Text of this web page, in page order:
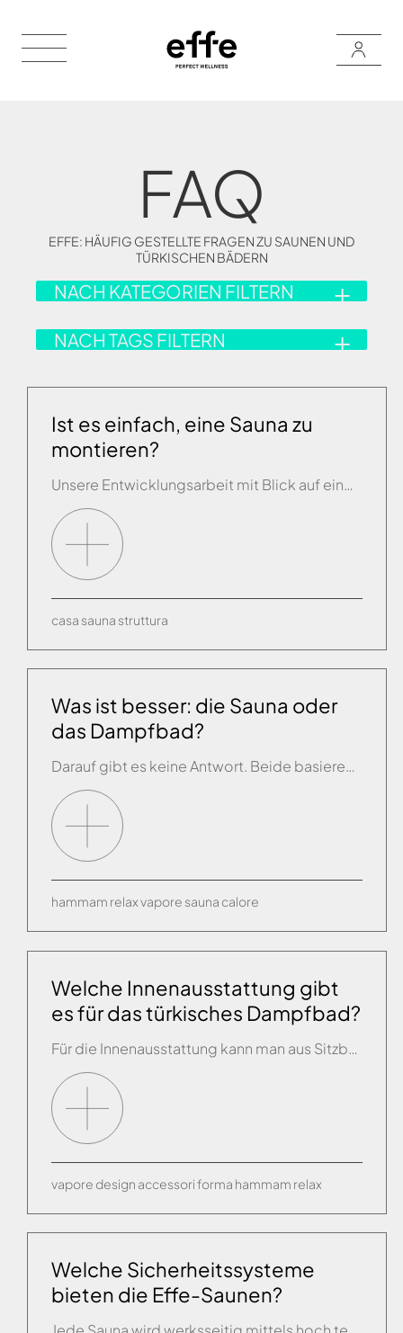
FAQ
EFFE: HÄUFIG GESTELLTE FRAGEN ZU SAUNEN UND
TÜRKISCHEN BÄDERN
Ist es einfach, eine Sauna zu
montieren?
Unsere Entwicklungsarbeit mit Blick auf einen leichten Zusammenbau und das beigefügte Handbuch garantieren eine einfache Montage der Saunen. Überdies bieten wir ein feinmaschiges Netzwerk an Kundendienstzentren, die bei Bedarf zu Ihnen kommen und auch eine Abnahme vornehmen.
casa sauna struttura
Was ist besser: die Sauna oder
das Dampfbad?
Darauf gibt es keine Antwort. Beide basieren auf der Tradition der Wärmetherapie und können unter dem Gesichtspunkt der Wohltaten als ähnlich betrachtet werden. Die Sauna besteht darin, die Schweißabsonderung durch trockene Luft mit Temperaturen von 50° bis 80/90° in einem mit Holz ausgekleideten Raum und einer sehr geringen Luftfeuchte zu fördern. Das Dampfbad erfolgt bei […]
hammam relaxvapore sauna calore
Welche Innenausstattung gibt
es für das türkisches Dampfbad?
Für die Innenausstattung kann man aus Sitzbänken aus Kunstharz, behandeltem Holz oder Plexiglas auswählen (die Sitzhöhe beträgt ca. 45 cm) oder gemauerte Sitze bauen. Im zweiten Fall ist es wichtig, auf der Rückseite einen Kanal vorzusehen, der dazu dient, das sich an den Wänden bildende Kondenswasser zu sammeln und auszuleiten.
vapore design accessoriforma hammam relax
Welche Sicherheitssysteme
bieten die Effe-Saunen?